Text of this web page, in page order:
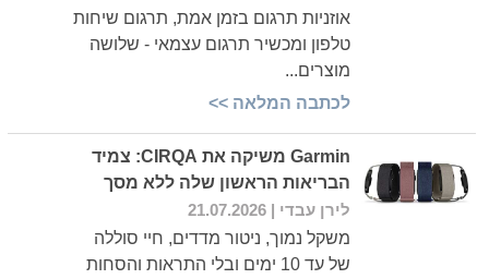
אוזניות תרגום בזמן אמת, תרגום שיחות
טלפון ומכשיר תרגום עצמאי - שלושה
מוצרים...
לכתבה המלאה >>
Garmin משיקה את CIRQA: צמיד
הבריאות הראשון שלה ללא מסך
לירן עבדי | 21.07.2026
משקל נמוך, ניטור מדדים, חיי סוללה
של עד 10 ימים ובלי התראות והסחות